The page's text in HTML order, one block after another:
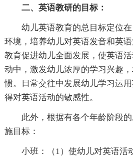
二、英语教研的目标：
幼儿英语教育的总目标定位
环境，培养幼儿对英语发音和英
教育促进幼儿全面发展，使英语
动中，激发幼儿浓厚的学习兴趣
惯。日常交往中发展幼儿学习运
得对英语活动的敏感性。
此外，根据有各个年龄阶段
施目标：
小班：（1）使幼儿对英语活